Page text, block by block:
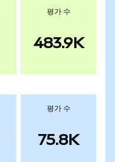
평가 수
483.9K
평가 수
75.8K